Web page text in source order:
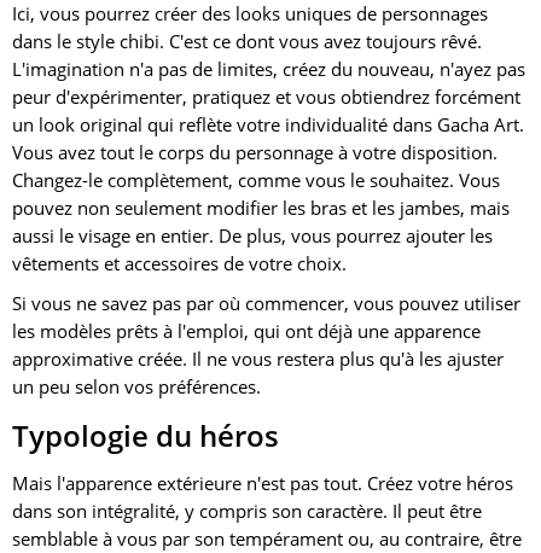
Ici, vous pourrez créer des looks uniques de personnages
dans le style chibi. C'est ce dont vous avez toujours rêvé.
L'imagination n'a pas de limites, créez du nouveau, n'ayez pas
peur d'expérimenter, pratiquez et vous obtiendrez forcément
un look original qui reflète votre individualité dans Gacha Art.
Vous avez tout le corps du personnage à votre disposition.
Changez-le complètement, comme vous le souhaitez. Vous
pouvez non seulement modifier les bras et les jambes, mais
aussi le visage en entier. De plus, vous pourrez ajouter les
vêtements et accessoires de votre choix.
Si vous ne savez pas par où commencer, vous pouvez utiliser
les modèles prêts à l'emploi, qui ont déjà une apparence
approximative créée. Il ne vous restera plus qu'à les ajuster
un peu selon vos préférences.
Typologie du héros
Mais l'apparence extérieure n'est pas tout. Créez votre héros
dans son intégralité, y compris son caractère. Il peut être
semblable à vous par son tempérament ou, au contraire, être